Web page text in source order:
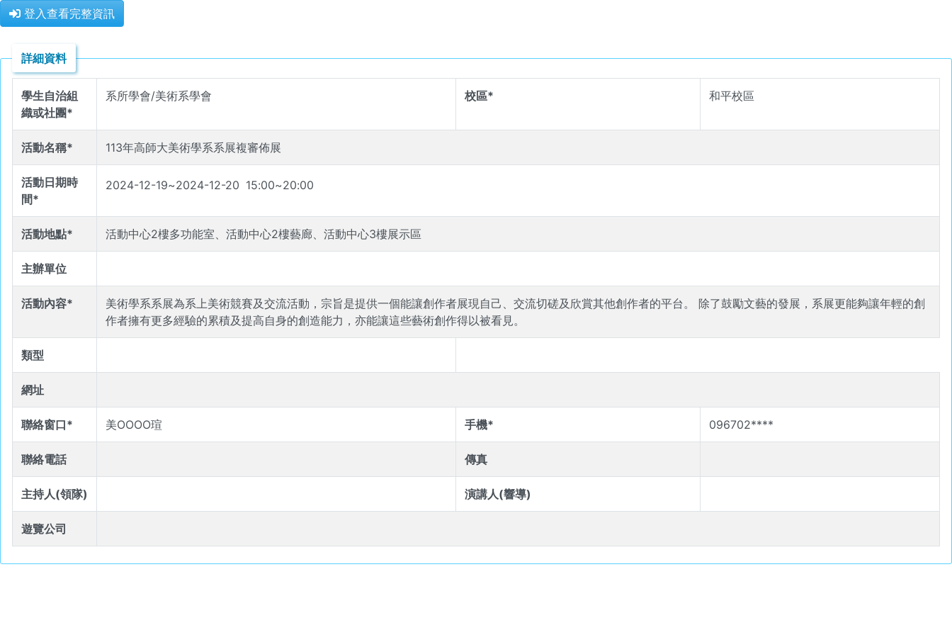
登入查看完整資訊
詳細資料
學生自治組
織或社團*
系所學會/美術系學會 校區* 和平校區
活動名稱* 113年高師大美術學系系展複審佈展
活動日期時
間*
2024-12-19~2024-12-20 15:00~20:00
活動地點* 活動中心2樓多功能室、活動中心2樓藝廊、活動中心3樓展示區
主辦單位
活動內容*
美術學系系展為系上美術競賽及交流活動，宗旨是提供一個能讓創作者展現自己、交流切磋及欣賞其他創作者的平台。 除了鼓勵文藝的發展，系展更能夠讓年輕的創
作者擁有更多經驗的累積及提高自身的創造能力，亦能讓這些藝術創作得以被看見。
類型
網址
聯絡窗口* 美OOOO瑄 手機* 096702****
聯絡電話 傳真
主持人(領隊) 演講人(響導)
遊覽公司